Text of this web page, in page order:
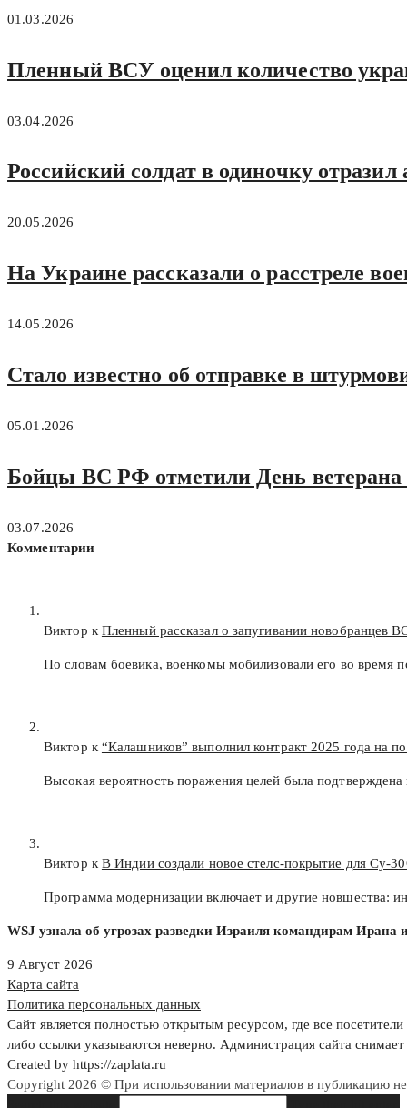
01.03.2026
Пленный ВСУ оценил количество
03.04.2026
Российский солдат в одиночку
20.05.2026
На Украине рассказали о расстреле
14.05.2026
Стало известно об отправке в
05.01.2026
Бойцы ВС РФ отметили День
03.07.2026
Комментарии
Виктор к Пленный рассказал о запугивании новобранцев
По словам боевика, военкомы мобилизовали его во время
Виктор к “Калашников” выполнил контракт 2025 года на
Высокая вероятность поражения целей была
Виктор к В Индии создали новое стелс-покрытие для Су-
Программа модернизации включает и другие новшества:
WSJ узнала об угрозах разведки Израиля командирам Ирана
9 Август 2026
Карта сайта
Политика персональных данных
Сайт является полностью открытым ресурсом, где все
либо ссылки указываются неверно. Администрация сайта
Created by https://zaplata.ru
Copyright 2026 © При использовании материалов в публикацию